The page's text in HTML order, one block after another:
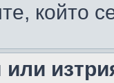
който